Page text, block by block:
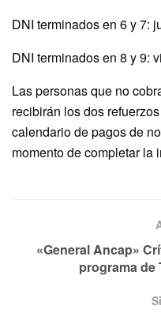
DNI terminados en 6 y 7:
DNI terminados en 8 y 9:
Las personas que no
recibirán los dos
calendario de pagos de
momento de completar la
«General Ancap»
programa de